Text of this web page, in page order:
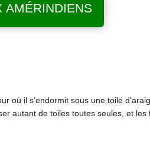
AMÉRINDIENS
où il s’endormit sous une toile
autant de toiles toutes seules, et